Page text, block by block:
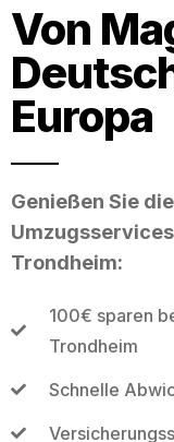
Von
Europa
Genießen Sie
Trondheim:
100€ sparen
Trondheim
Schnelle